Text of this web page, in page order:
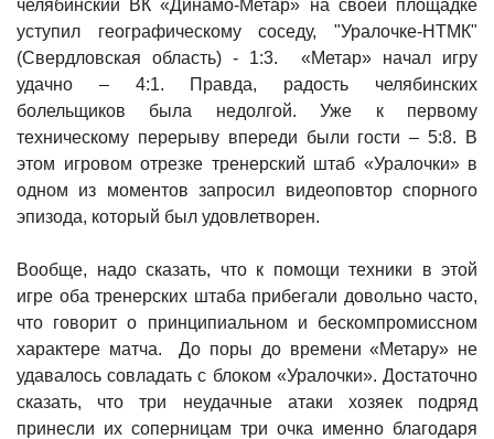
челябинский ВК «Динамо-Метар» на своей площадке
уступил географическому соседу, "Уралочке-НТМК"
(Свердловская область) - 1:3. «Метар» начал игру
удачно – 4:1. Правда, радость челябинских
болельщиков была недолгой. Уже к первому
техническому перерыву впереди были гости – 5:8. В
этом игровом отрезке тренерский штаб «Уралочки» в
одном из моментов запросил видеоповтор спорного
эпизода, который был удовлетворен.
Вообще, надо сказать, что к помощи техники в этой
игре оба тренерских штаба прибегали довольно часто,
что говорит о принципиальном и бескомпромиссном
характере матча. До поры до времени «Метару» не
удавалось совладать с блоком «Уралочки». Достаточно
сказать, что три неудачные атаки хозяек подряд
принесли их соперницам три очка именно благодаря